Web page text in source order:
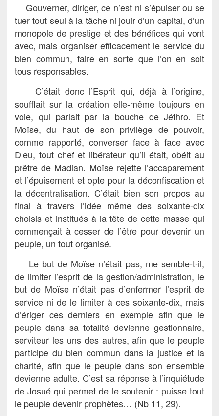
Gouverner, diriger, ce n’est ni s’épuiser ou se
tuer tout seul à la tâche ni jouir d’un capital, d’un
monopole de prestige et des bénéfices qui vont
avec, mais organiser efficacement le service du
bien commun, faire en sorte que l’on en soit
tous responsables.
C’était donc l’Esprit qui, déjà à l’origine,
soufflait sur la création elle-même toujours en
voie, qui parlait par la bouche de Jéthro. Et
Moïse, du haut de son privilège de pouvoir,
comme rapporté, converser face à face avec
Dieu, tout chef et libérateur qu’il était, obéit au
prêtre de Madian. Moïse rejette l’accaparement
et l’épuisement et opte pour la déconfiscation et
la décentralisation. C’était bien son propos au
final à travers l’idée même des soixante-dix
choisis et institués à la tête de cette masse qui
commençait à cesser de l’être pour devenir un
peuple, un tout organisé.
Le but de Moïse n’était pas, me semble-t-il,
de limiter l’esprit de la gestion/administration, le
but de Moïse n’était pas d’enfermer l’esprit de
service ni de le limiter à ces soixante-dix, mais
d’ériger ces derniers en exemple afin que le
peuple dans sa totalité devienne gestionnaire,
serviteur les uns des autres, afin que le peuple
participe du bien commun dans la justice et la
charité, afin que le peuple dans son ensemble
devienne adulte. C’est sa réponse à l’inquiétude
de Josué qui permet de le soutenir : puisse tout
le peuple devenir prophètes… (Nb 11, 29).